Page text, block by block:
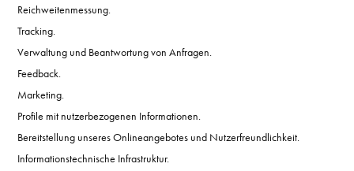
Reichweitenmessung.
Tracking.
Verwaltung und Beantwortung von Anfragen.
Feedback.
Marketing.
Profile mit nutzerbezogenen Informationen.
Bereitstellung unseres Onlineangebotes und Nutzerfreundlichkeit.
Informationstechnische Infrastruktur.